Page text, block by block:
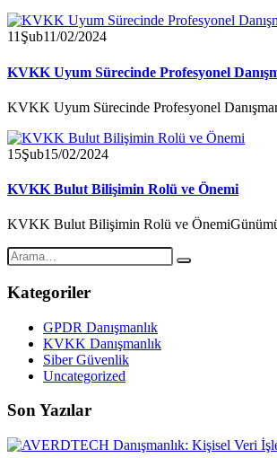
11 Şub11/02/2024
KVKK Uyum Sürecinde Profesyonel
KVKK Uyum Sürecinde Profesyonel
15Şub15/02/2024
KVKK Bulut Bilişimin Rolü ve Önemi
KVKK Bulut Bilişimin Rolü ve
Kategoriler
GPDR Danışmanlık
KVKK Danışmanlık
Siber Güvenlik
Uncategorized
Son Yazılar